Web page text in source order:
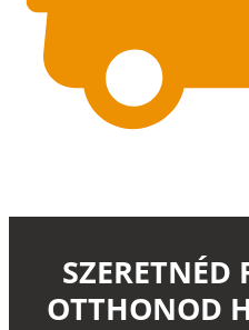
OTTHONOD